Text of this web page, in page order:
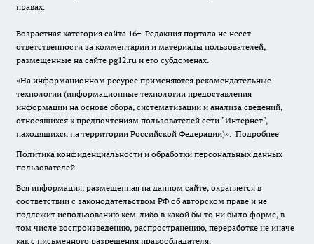
правах.
Возрастная категория сайта 16+. Редакция портала не несет
ответственности за комментарии и материалы пользователей,
размещенные на сайте pg12.ru и его субдоменах.
«На информационном ресурсе применяются рекомендательные
технологии (информационные технологии предоставления
информации на основе сбора, систематизации и анализа сведений,
относящихся к предпочтениям пользователей сети "Интернет",
находящихся на территории Российской Федерации)». Подробнее
Политика конфиденциальности и обработки персональных данных
пользователей
Вся информация, размещенная на данном сайте, охраняется в
соответствии с законодательством РФ об авторском праве и не
подлежит использованию кем-либо в какой бы то ни было форме, в
том числе воспроизведению, распространению, переработке не иначе
как с письменного разрешения правообладателя.